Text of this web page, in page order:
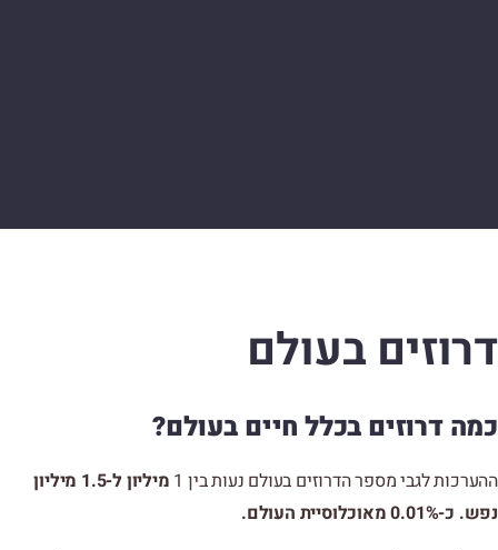
דרוזים בעולם
כמה דרוזים בכלל חיים בעולם?
ההערכות לגבי מספר הדרוזים בעולם נעות בין 1
מיליון ל-1.5 מיליון
נפש. כ-0.01% מאוכלוסיית העולם.